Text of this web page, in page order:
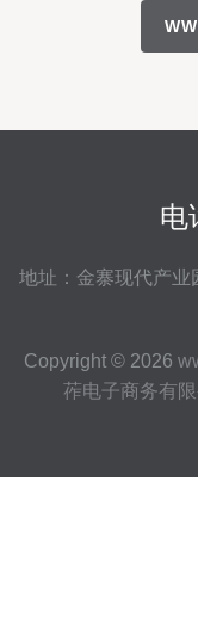
电
地址：金寨现代产业
Copyright © 2026
莋电子商务有限